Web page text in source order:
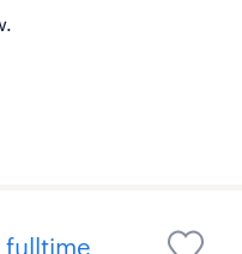
fulltime